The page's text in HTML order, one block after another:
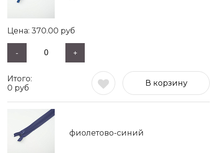
370.00 руб
- +
0 руб
В корзину
фиолетово-синий